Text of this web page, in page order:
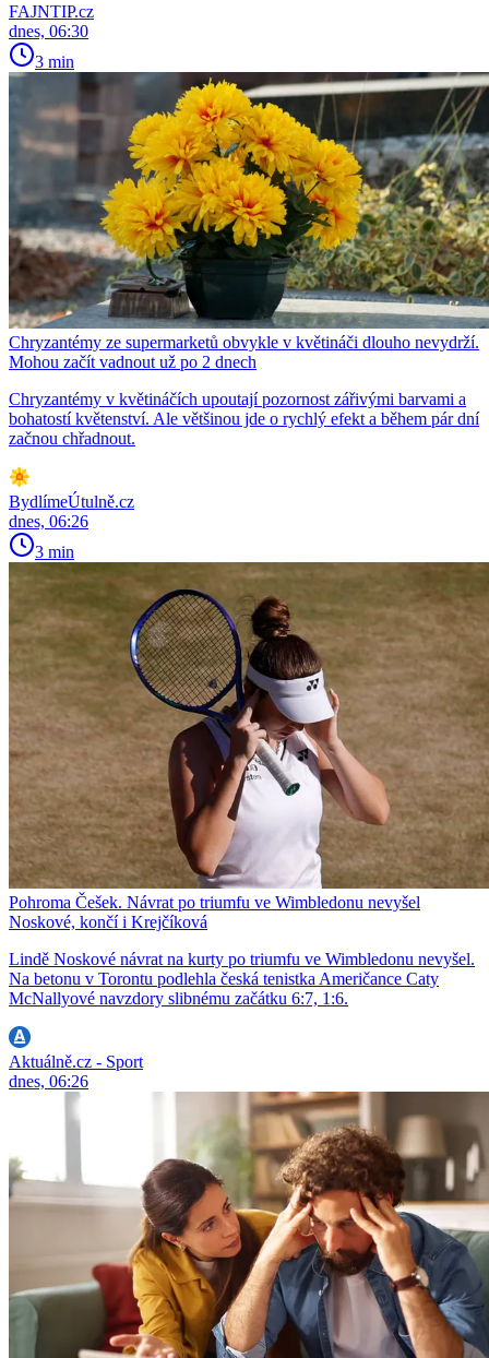
FAJNTIP.cz
dnes, 06:30
3 min
Chryzantémy ze supermarketů obvykle v květináči dlouho nevydrží.
Mohou začít vadnout už po 2 dnech
Chryzantémy v květináčích upoutají pozornost zářivými barvami a
bohatostí květenství. Ale většinou jde o rychlý efekt a během pár dní
začnou chřadnout.
BydlímeÚtulně.cz
dnes, 06:26
3 min
Pohroma Češek. Návrat po triumfu ve Wimbledonu nevyšel
Noskové, končí i Krejčíková
Lindě Noskové návrat na kurty po triumfu ve Wimbledonu nevyšel.
Na betonu v Torontu podlehla česká tenistka Američance Caty
McNallyové navzdory slibnému začátku 6:7, 1:6.
Aktuálně.cz - Sport
dnes, 06:26